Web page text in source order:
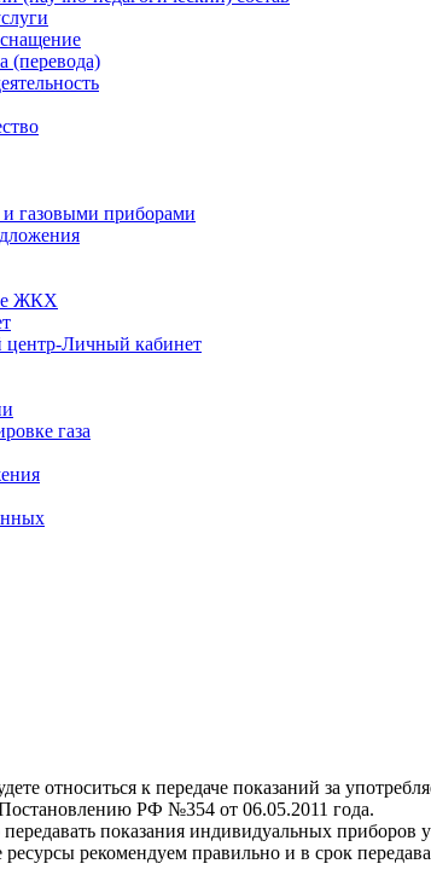
(перевода)
и газовыми приборами
ЖКХ
Личный кабинет
газа
относиться к передаче показаний за
РФ №354 от 06.05.2011 года.
показания индивидуальных приборов
рекомендуем правильно и в срок